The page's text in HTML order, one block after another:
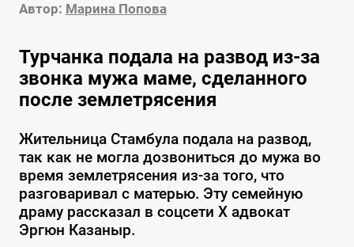
Автор: Марина Попова
Турчанка подала на развод из-за
звонка мужа маме, сделанного
после землетрясения
Жительница Стамбула подала на развод,
так как не могла дозвониться до мужа во
время землетрясения из-за того, что
разговаривал с матерью. Эту семейную
драму рассказал в соцсети X адвокат
Эргюн Казаныр.